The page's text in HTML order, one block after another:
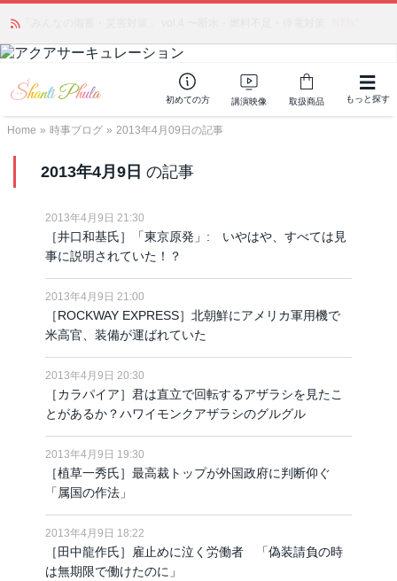
初めての方 講演映像 取扱商品 もっと探す
Home » 時事ブログ » 2013年4月09日の記事
2013年4月9日 の記事
2013年4月9日 21:30
［井口和基氏］「東京原発」: いやはや、すべては見
事に説明されていた！？
2013年4月9日 21:00
［ROCKWAY EXPRESS］北朝鮮にアメリカ軍用機で
米高官、装備が運ばれていた
2013年4月9日 20:30
［カラパイア］君は直立で回転するアザラシを見たこ
とがあるか？ハワイモンクアザラシのグルグル
2013年4月9日 19:30
［植草一秀氏］最高裁トップが外国政府に判断仰ぐ
「属国の作法」
2013年4月9日 18:22
［田中龍作氏］雇止めに泣く労働者 「偽装請負の時
は無期限で働けたのに」